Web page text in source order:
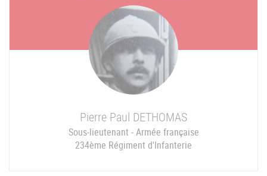
Pierre Paul DETHOMAS
Sous-lieutenant - Armée française
234ème Régiment d'Infanterie